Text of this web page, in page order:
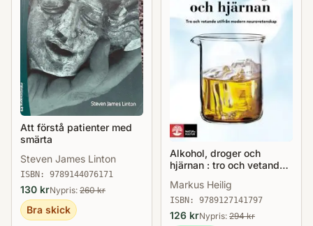
Att förstå patienter med
smärta
Steven James Linton
ISBN: 9789144076171
130 krNypris: 260kr
Bra skick
Alkohol, droger och
hjärnan : tro och vetande
neurovetenskap
Markus Heilig
ISBN: 9789127141797
126 krNypris: 294kr